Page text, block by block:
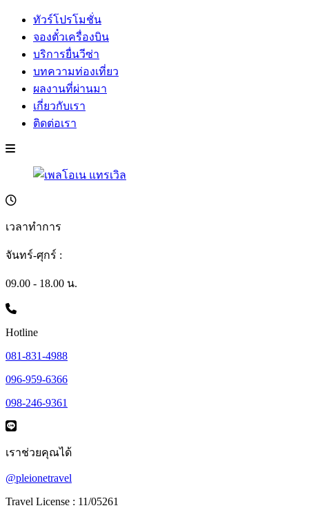
ทัวร์โปรโมชั่น
จองตั๋วเครื่องบิน
บริการยื่นวีซ่า
บทความท่องเที่ยว
ผลงานที่ผ่านมา
เกี่ยวกับเรา
ติดต่อเรา
เวลาทำการ
จันทร์-ศุกร์ :
09.00 - 18.00 น.
Hotline
081-831-4988
096-959-6366
098-246-9361
เราช่วยคุณได้
@pleionetravel
Travel License : 11/05261